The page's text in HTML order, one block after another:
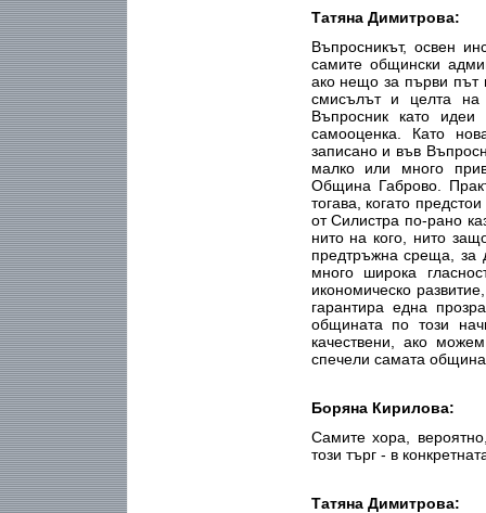
Татяна Димитрова:
Въпросникът, освен
самите общински
ако нещо за първи път
смисълът и целта
Въпросник като
самооценка. Като
записано и във
малко или много
Община Габрово.
тогава, когато
от Силистра по-рано
нито на кого, нито
предтръжна среща, за
много широка
икономическо
гарантира една
общината по този
качествени, ако
спечели самата
Боряна Кирилова:
Самите хора,
този търг - в
Татяна Димитрова: